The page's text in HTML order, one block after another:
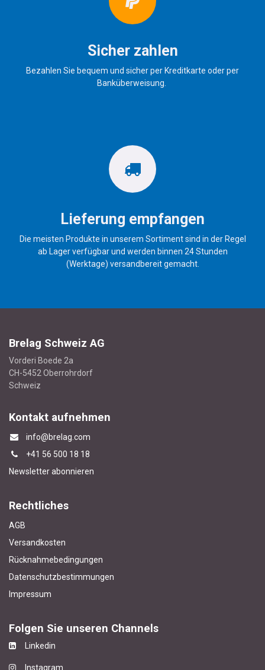
Sicher zahlen
Bezahlen Sie bequem und sicher per Kreditkarte oder per
Banküberweisung.
Lieferung empfangen
Die meisten Produkte in unserem Sortiment sind in der Regel
ab Lager verfügbar und werden binnen 24 Stunden
(Werktage) versandbereit gemacht.
Brelag Schweiz AG
Vorderi Boede 2a
CH-5452 Oberrohrdorf
Schweiz
Kontakt aufnehmen
info@brelag.com
+41 56 500 18 18
Newsletter abonnieren
Rechtliches
AGB
Versandkosten
Rücknahmebedingungen
Datenschutzbestimmungen
Impressum
Folgen Sie unseren Channels
Linkedin
Instagram